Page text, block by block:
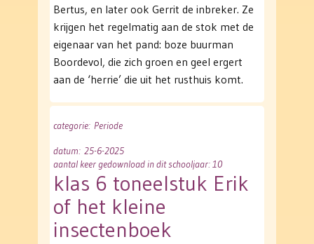
Bertus, en later ook Gerrit de inbreker. Ze
krijgen het regelmatig aan de stok met de
eigenaar van het pand: boze buurman
Boordevol, die zich groen en geel ergert
aan de ‘herrie’ die uit het rusthuis komt.
categorie: Periode
datum: 25-6-2025
aantal keer gedownload in dit schooljaar: 10
klas 6 toneelstuk Erik
of het kleine
insectenboek